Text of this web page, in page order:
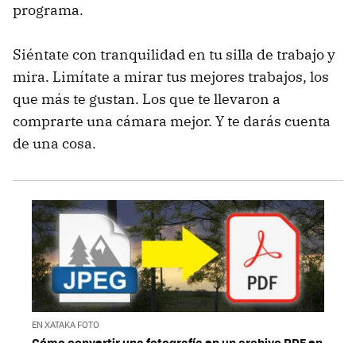
programa.
Siéntate con tranquilidad en tu silla de trabajo y
mira. Limítate a mirar tus mejores trabajos, los
que más te gustan. Los que te llevaron a
comprarte una cámara mejor. Y te darás cuenta
de una cosa.
EN XATAKA FOTO